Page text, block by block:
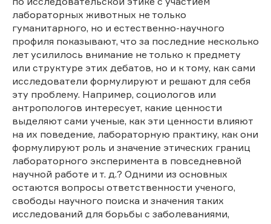
лабораторных животных не только
гуманитарного, но и естественно-научного
профиля показывают, что за последние несколько
лет усилилось внимание не только к предмету
или структуре этих дебатов, но и к тому, как сами
исследователи формулируют и решают для себя
эту проблему. Например, социологов или
антропологов интересует, какие ценности
выделяют сами ученые, как эти ценности влияют
на их поведение, лабораторную практику, как они
формулируют роль и значение этических границ
лабораторного эксперимента в повседневной
научной работе и т. д.? Одними из основных
остаются вопросы ответственности ученого,
свободы научного поиска и значения таких
исследований для борьбы с заболеваниями,